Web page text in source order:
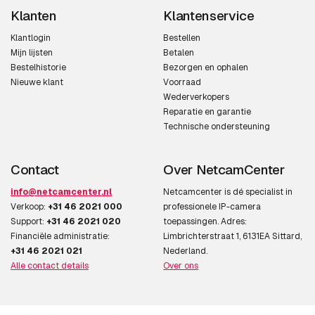
Design
Vormfactor
Zwart, Wit
Materiaal behuizing Aluminium
IK code
Camera
Minimale belichting 0,03 Lux
Klanten
Klantlogin
Mijn lijsten
Bestelhistorie
Nieuwe klant
Klantenservice
Bestellen
Betalen
Bezorgen en ophalen
Voorraad
Wederverkopers
Reparatie en garantie
Technische ondersteuning
Contact
info@netcamcenter.nl
Verkoop: +31 46 2021 000
Support: +31 46 2021 020
Financiële administratie:
+31 46 2021 021
Alle contact details
Over NetcamCenter
Netcamcenter is dé specialist in
professionele IP-camera
toepassingen. Adres:
Limbrichterstraat 1, 6131EA Sittard,
Nederland.
Over ons